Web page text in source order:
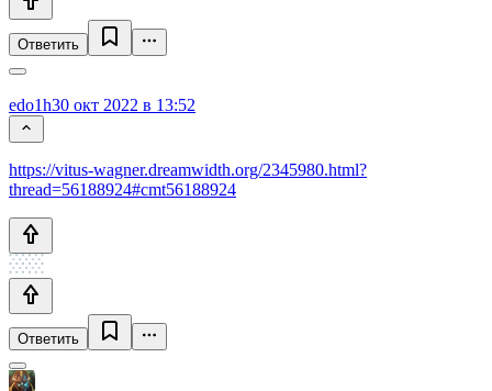
Ответить
edo1h30 окт 2022 в 13:52
https://vitus-wagner.dreamwidth.org/2345980.html?
thread=56188924#cmt56188924
Ответить